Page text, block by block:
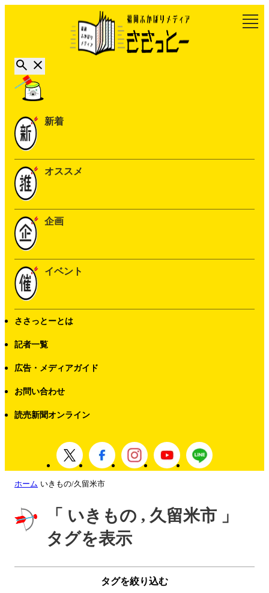
新着
オススメ
企画
イベント
ささっとーとは
記者一覧
広告・メディアガイド
お問い合わせ
読売新聞オンライン
ホーム いきもの/久留米市
「 いきもの , 久留米市 」
タグを表示
タグを絞り込む